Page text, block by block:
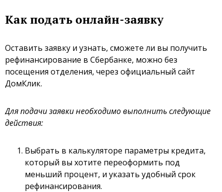
Как подать онлайн-заявку
Оставить заявку и узнать, сможете ли вы получить
рефинансирование в Сбербанке, можно без
посещения отделения, через официальный сайт
ДомКлик.
Для подачи заявки необходимо выполнить следующие
действия:
Выбрать в калькуляторе параметры кредита,
который вы хотите переоформить под
меньший процент, и указать удобный срок
рефинансирования.